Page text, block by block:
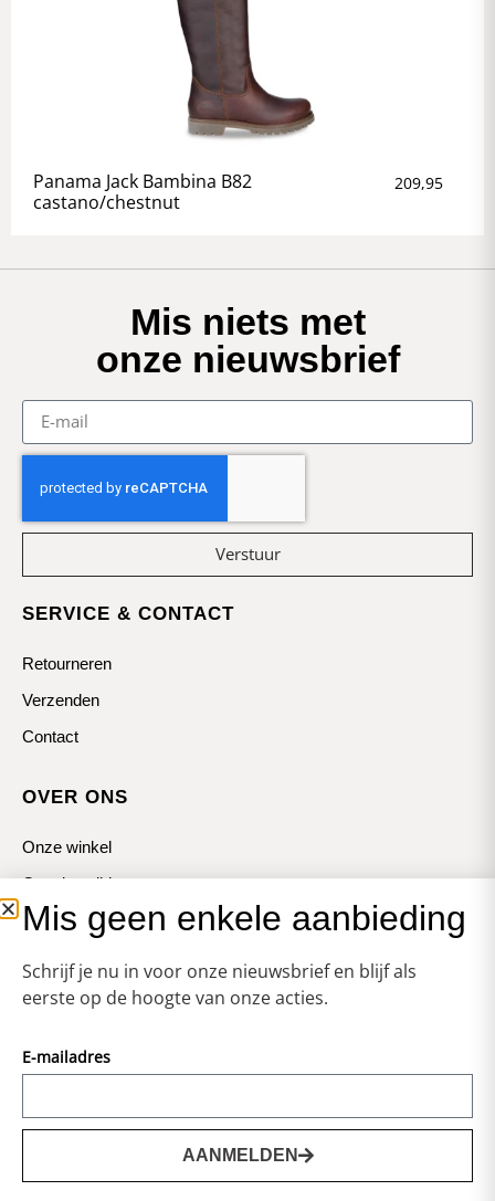
Panama Jack Bambina B82
castano/chestnut
209,95
Mis niets met
onze nieuwsbrief
Verstuur
SERVICE & CONTACT
Retourneren
Verzenden
Contact
OVER ONS
Onze winkel
Openingstijden
Koopzondagen
Vormgeving & Techniek:
Mis geen enkele aanbieding
Schrijf je nu in voor onze nieuwsbrief en blijf als
eerste op de hoogte van onze acties.
E-mailadres
AANMELDEN